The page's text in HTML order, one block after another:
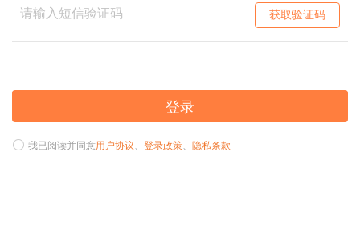
获取验证码
登录
我已阅读并同意用户协议、 登录政策、 隐私条款